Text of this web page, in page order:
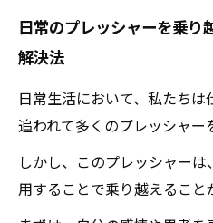
日常のプレッシャーを乗り
解決法
日常生活において、私たち
追われて多くのプレッシャー
しかし、このプレッシャー
用することで乗り越えること